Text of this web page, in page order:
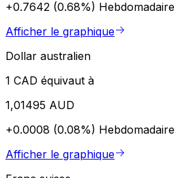
+0.7642 (0.68%) Hebdomadaire
Afficher le graphique
Dollar australien
1 CAD équivaut à
1,01495 AUD
+0.0008 (0.08%) Hebdomadaire
Afficher le graphique